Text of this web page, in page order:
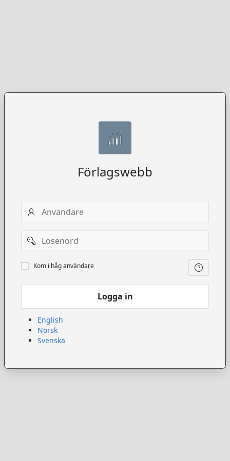
Förlagswebb
Användarnamn
Lösenord
Kom
ihåg
Kom i håg användare
Logga in
English
Norsk
Svenska